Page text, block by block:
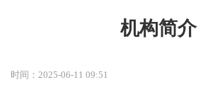
机构简介
时间：2025-06-11 09:51